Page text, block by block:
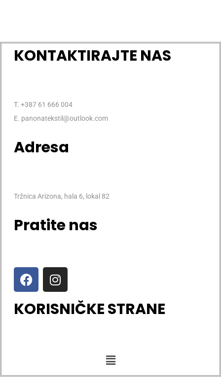
KONTAKTIRAJTE NAS
T. +387 61 666 004
E. panonatekstil@outlook.com
Adresa
Tržnica Arizona, hala 6, lokal 82
Pratite nas
KORISNIČKE STRANE